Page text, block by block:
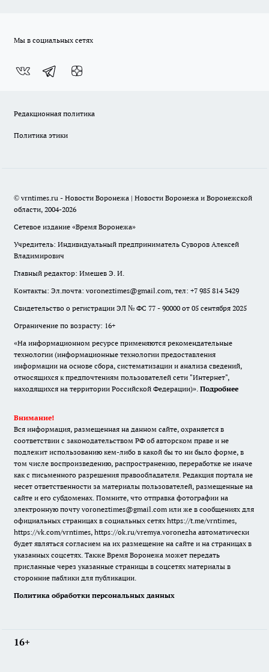
Мы в социальных сетях
Редакционная политика
Политика этики
© vrntimes.ru - Новости Воронежа | Новости Воронежа и Воронежской
области, 2004-2026
Сетевое издание «Время Воронежа»
Учредитель: Индивидуальный предприниматель Суворов Алексей
Владимирович
Главный редактор: Имешев Э. И.
Контакты: Эл.почта: voroneztimes@gmail.com, тел: +7 985 814 3429
Свидетельство о регистрации ЭЛ № ФС 77 - 90000 от 05 сентября 2025
Ограничение по возрасту: 16+
«На информационном ресурсе применяются рекомендательные
технологии (информационные технологии предоставления
информации на основе сбора, систематизации и анализа сведений,
относящихся к предпочтениям пользователей сети "Интернет",
находящихся на территории Российской Федерации)». Подробнее
Внимание!
Вся информация, размещенная на данном сайте, охраняется в
соответствии с законодательством РФ об авторском праве и не
подлежит использованию кем-либо в какой бы то ни было форме, в
том числе воспроизведению, распространению, переработке не иначе
как с письменного разрешения правообладателя. Редакция портала не
несет ответственности за материалы пользователей, размещенные на
сайте и его субдоменах. Помните, что отправка фотографии на
электронную почту voroneztimes@gmail.com или же в сообщениях для
официальных страницах в социальных сетях https://t.me/vrntimes,
https://vk.com/vrntimes, https://ok.ru/vremya.voronezha автоматически
будет являться согласием на их размещение на сайте и на страницах в
указанных соцсетях. Также Время Воронежа может передать
присланные через указанные страницы в соцсетях материалы в
сторонние паблики для публикации.
Политика обработки персональных данных
16+